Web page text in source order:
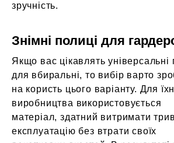
зручність.
Знімні полиці для
Якщо вас цікавлять універсальні
для вбиральні, то вибір варто
на користь цього варіанту. Для
виробництва використовується
матеріал, здатний витримати
експлуатацію без втрати своїх